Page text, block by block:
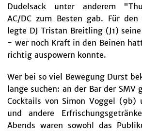
Dudelsack unter anderem
AC/DC zum Besten gab. Für den
legte DJ Tristan Breitling (J1)
- wer noch Kraft in den Beinen
richtig auspowern konnte.
Wer bei so viel Bewegung Durst
lange suchen: an der Bar der SMV
Cocktails von Simon Voggel (9b)
und andere
Abends waren sowohl das